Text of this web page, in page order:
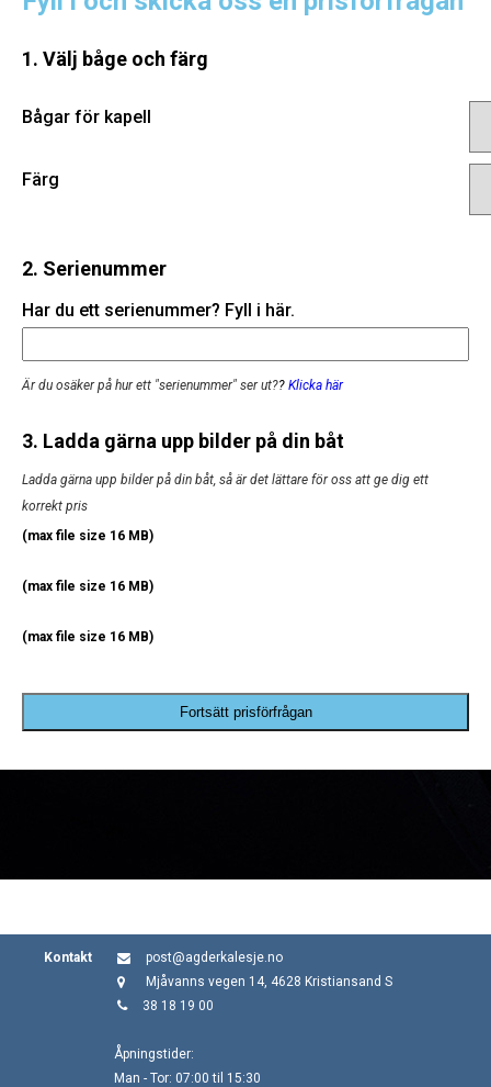
1. Välj båge och färg
Bågar för kapell
Färg
2. Serienummer
Har du ett serienummer? Fyll i här.
Är du osäker på hur ett "serienummer" ser ut?? Klicka här
3. Ladda gärna upp bilder på din båt
Ladda gärna upp bilder på din båt, så är det lättare för oss att ge dig ett
korrekt pris
(max file size 16 MB)
(max file size 16 MB)
(max file size 16 MB)
Fortsätt prisförfrågan
Kontakt
post@agderkalesje.no
Mjåvanns vegen 14, 4628 Kristiansand S
38 18 19 00
Åpningstider:
Man - Tor: 07:00 til 15:30